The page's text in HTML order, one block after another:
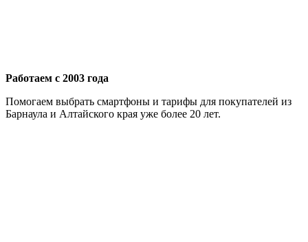
Работаем с 2003 года
Помогаем выбрать смартфоны и тарифы для покупателей из
Барнаула и Алтайского края уже более 20 лет.